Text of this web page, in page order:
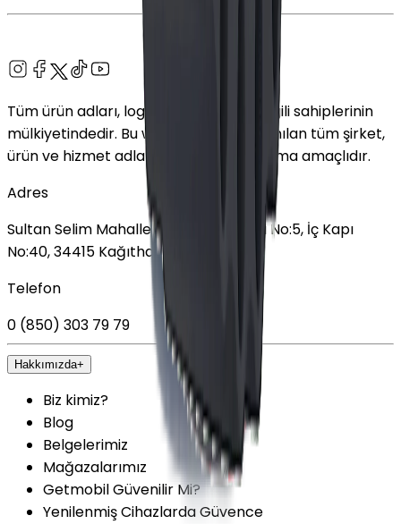
Tüm ürün adları, logolar ve markalar ilgili sahiplerinin
mülkiyetindedir. Bu web sitesinde kullanılan tüm şirket,
ürün ve hizmet adları yalnızca tanımlama amaçlıdır.
Adres
Sultan Selim Mahallesi, Lalegül Sokağı No:5, İç Kapı
No:40, 34415 Kağıthane/İstanbul
Telefon
0 (850) 303 79 79
Hakkımızda+
Biz kimiz?
Blog
Belgelerimiz
Mağazalarımız
Getmobil Güvenilir Mi?
Yenilenmiş Cihazlarda Güvence